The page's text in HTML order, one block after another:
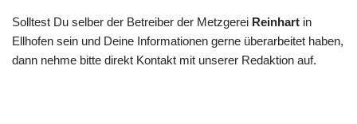
Solltest Du selber der Betreiber der Metzgerei Reinhart in
Ellhofen sein und Deine Informationen gerne überarbeitet haben,
dann nehme bitte direkt Kontakt mit unserer Redaktion auf.